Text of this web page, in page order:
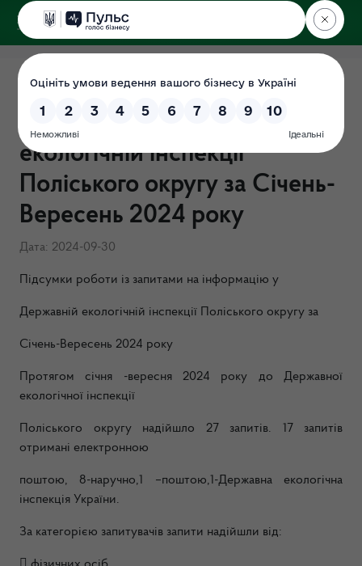
ДЕРЖЕКОІНСПЕКЦІЯ
Поліського округу
Підсумки роботи із запитами
на інформацію у Державній
екологічній інспекції
Поліського округу за Січень-
Вересень 2024 року
Дата: 2024-09-30
Підсумки роботи із запитами на інформацію у
Державній екологічній інспекції Поліського округу за
Січень-Вересень 2024 року
Протягом січня -вересня 2024 року до Державної
екологічної інспекції
Поліського округу надійшло 27 запитів. 17 запитів
отримані електронною
поштою, 8-наручно,1 –поштою,1-Державна екологічна
інспекція України.
За категорією запитувачів запити надійшли від: